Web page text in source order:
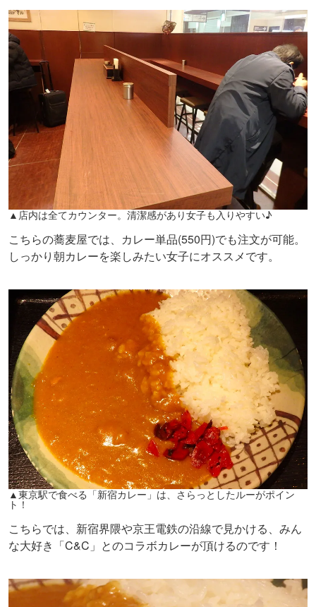
▲店内は全てカウンター。清潔感があり女子も入りやすい♪
こちらの蕎麦屋では、カレー単品(550円)でも注文が可能。
しっかり朝カレーを楽しみたい女子にオススメです。
▲東京駅で食べる「新宿カレー」は、さらっとしたルーがポイン
ト！
こちらでは、新宿界隈や京王電鉄の沿線で見かける、みん
な大好き「C&C」とのコラボカレーが頂けるのです！